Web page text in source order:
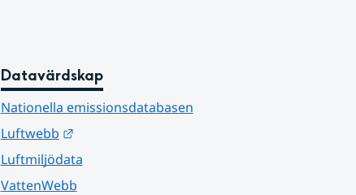
Datavärdskap
Nationella emissionsdatabasen
Luftwebb
Länk till annan webbplats.
Luftmiljödata
VattenWebb